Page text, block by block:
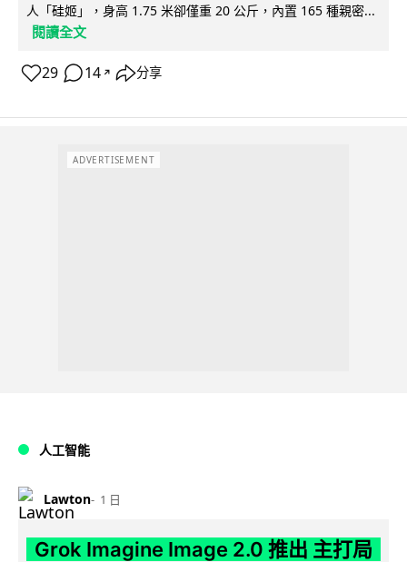
人「硅姬」，身高 1.75 米卻僅重 20 公斤，內置 165 種親密...
閱讀全文
29 14 ↗ 分享
ADVERTISEMENT
人工智能
Lawton 1 日
Grok Imagine Image 2.0 推出 主打局